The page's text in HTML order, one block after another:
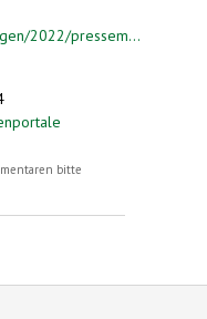
2022/pressem...
bitte